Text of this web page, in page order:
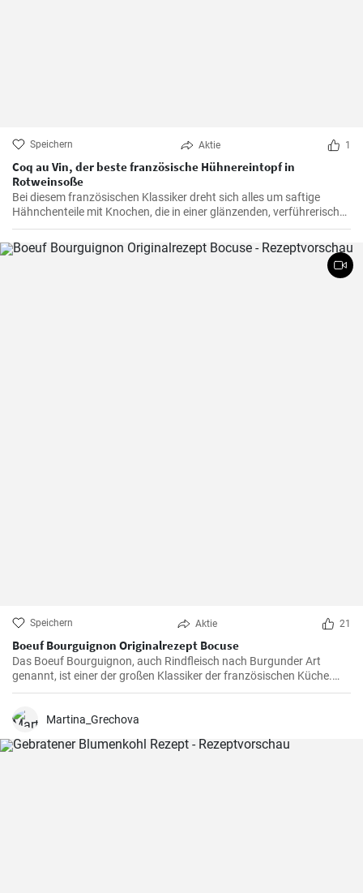
Speichern Aktie 1
Coq au Vin, der beste französische Hühnereintopf in
Rotweinsoße
Bei diesem französischen Klassiker dreht sich alles um saftige
Hähnchenteile mit Knochen, die in einer glänzenden, verführerisch
dunklen und reichhaltigen Rotweinsauce geschmort werden.
Speichern Aktie 21
Boeuf Bourguignon Originalrezept Bocuse
Das Boeuf Bourguignon, auch Rindfleisch nach Burgunder Art
genannt, ist einer der großen Klassiker der französischen Küche.
Das Rezept stammt aus dem Burgund, der Heimat des berühmten
Martina_Grechova